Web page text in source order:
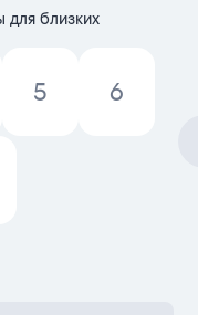
для близких
5 6